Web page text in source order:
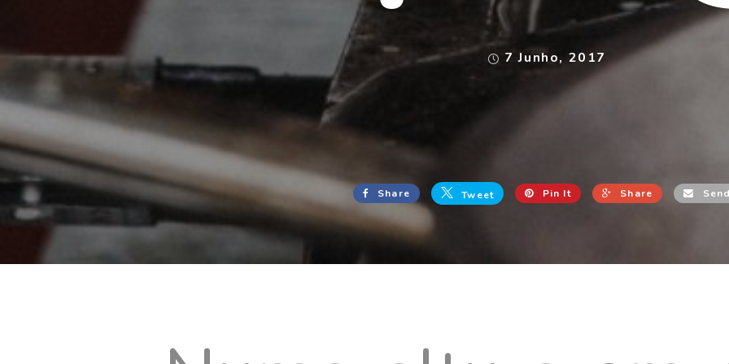
7 Junho, 2017
Share Tweet Pin It Share